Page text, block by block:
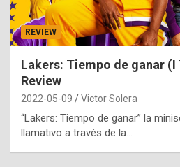
REVIEW
Lakers: Tiempo de ganar (I
Review
2022-05-09 Victor Solera
“Lakers: Tiempo de ganar” la
llamativo a través de la…